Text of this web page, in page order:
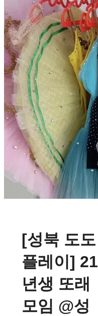
[성북 도도
플레이] 21
년생 또래
모임 @성